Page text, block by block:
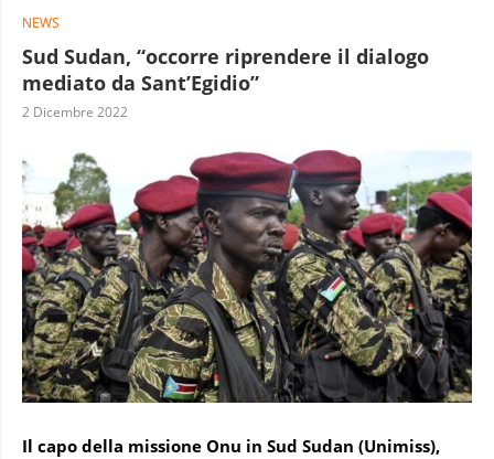
NEWS
Sud Sudan, “occorre riprendere il dialogo
mediato da Sant’Egidio”
2 Dicembre 2022
Il capo della missione Onu in Sud Sudan (Unimiss),